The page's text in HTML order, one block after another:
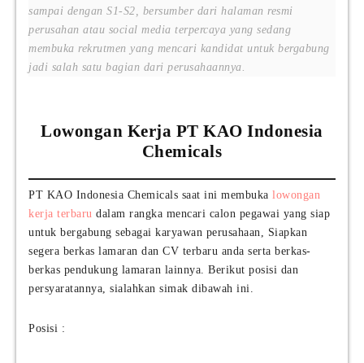
sampai dengan S1-S2, bersumber dari halaman resmi
perusahan atau social media terpercaya yang sedang
membuka rekrutmen yang mencari kandidat untuk bergabung
jadi salah satu bagian dari perusahaannya.
Lowongan Kerja PT KAO Indonesia
Chemicals
PT KAO Indonesia Chemicals saat ini membuka lowongan
kerja terbaru dalam rangka mencari calon pegawai yang siap
untuk bergabung sebagai karyawan perusahaan, Siapkan
segera berkas lamaran dan CV terbaru anda serta berkas-
berkas pendukung lamaran lainnya. Berikut posisi dan
persyaratannya, sialahkan simak dibawah ini.
Posisi :